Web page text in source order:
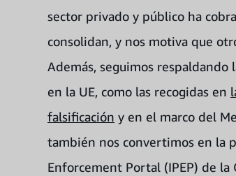
sector privado y público ha
consolidan, y nos motiva que
Además, seguimos respaldando
en la UE, como las recogidas en
falsificación y en el marco del
también nos convertimos en la
Enforcement Portal (IPEP) de